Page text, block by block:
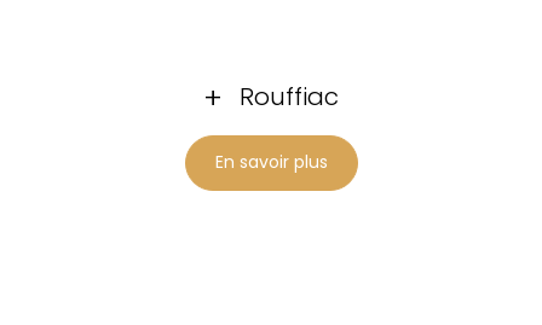
Rouffiac
En savoir plus